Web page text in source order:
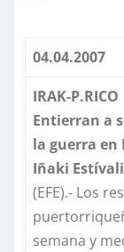
04.04.2007
IRAK-P.RICO
Entierran a
la guerra en
Iñaki
(EFE).- Los
semana y